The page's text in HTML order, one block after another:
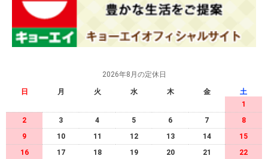
2026年8月の定休日
日 月 火 水 木 金
土
1
2
3 4 5 6 7
8
9
10 11 12 13 14
15
16
17 18 19 20 21
22